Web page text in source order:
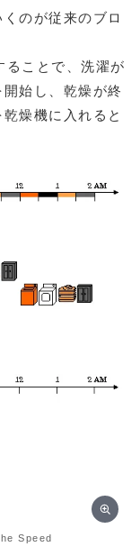
のが従来のブロ
ることで、洗濯が
始し、乾燥が終
燥機に入れると
Speed